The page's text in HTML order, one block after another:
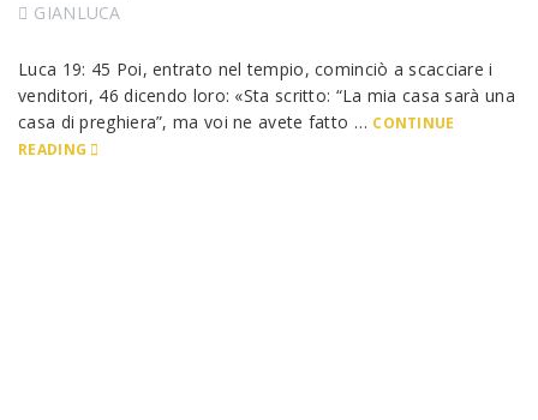
GIANLUCA
Luca 19: 45 Poi, entrato nel tempio, cominciò a scacciare i
venditori, 46 dicendo loro: «Sta scritto: “La mia casa sarà una
casa di preghiera”, ma voi ne avete fatto … CONTINUE
READING